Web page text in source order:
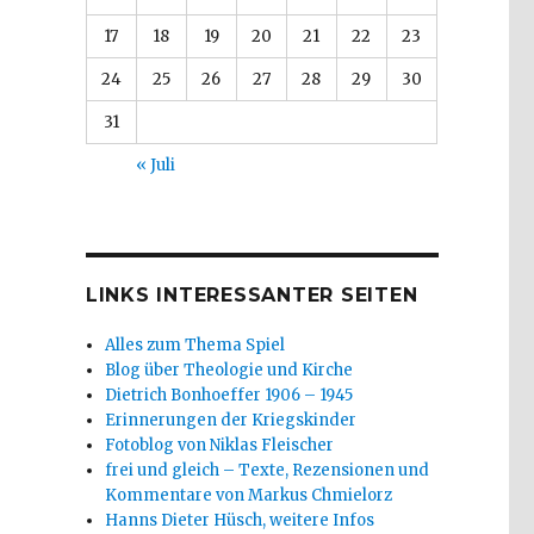
17 18 19 20 21 22 23
24 25 26 27 28 29 30
31
« Juli
LINKS INTERESSANTER SEITEN
Alles zum Thema Spiel
Blog über Theologie und Kirche
Dietrich Bonhoeffer 1906 – 1945
Erinnerungen der Kriegskinder
Fotoblog von Niklas Fleischer
frei und gleich – Texte, Rezensionen und
Kommentare von Markus Chmielorz
Hanns Dieter Hüsch, weitere Infos